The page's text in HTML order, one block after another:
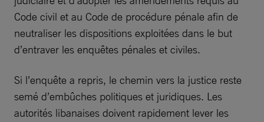
Code civil et au Code de procédure pénale afin de
neutraliser les dispositions exploitées dans le but
d’entraver les enquêtes pénales et civiles.
Si l’enquête a repris, le chemin vers la justice reste
semé d’embûches politiques et juridiques. Les
autorités libanaises doivent rapidement lever les